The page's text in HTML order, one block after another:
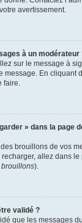
avertissement.
à un modérateur
sur le message à
message. En cliquant
faire.
» dans la page
brouillons de vos
allez dans le
brouillons).
validé ?
que les messages